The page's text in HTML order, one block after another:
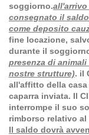
soggiorno.all'arrivo
consegnato il
come deposito
fine locazione,
durante il
presenza di
nostre strutture). il
all'affitto della
caparra inviata. Il
interrompe il suo
rimborso relativo
Il saldo dovrà